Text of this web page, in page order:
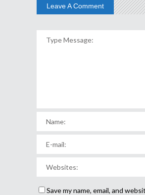
Leave A Comment
Save my name, email, and